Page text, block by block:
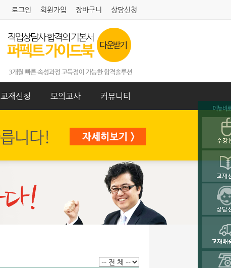
로그인 회원가입 장바구니 상담신청
교재신청 모의고사 커뮤니티